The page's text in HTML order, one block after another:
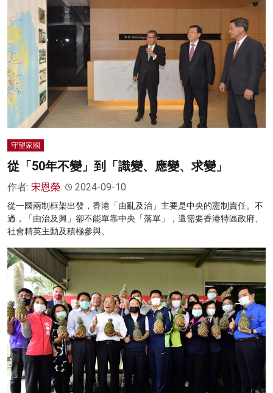
守望家國
從「50年不變」到「識變、應變、求變」
作者: 宋恩榮 2024-09-10
從一國兩制框架出發，香港「由亂及治」主要是中央的憲制責任。不
過，「由治及興」卻不能單靠中央「落單」，還需要香港特區政府、
社會精英主動及積極參與。